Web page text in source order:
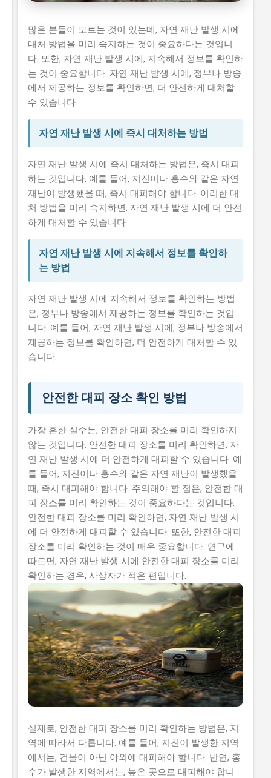
시니어 건강 정보
많은 분들이 모르는 것이 있는데, 자연 재난 발생 시에
대처 방법을 미리 숙지하는 것이 중요하다는 것입니
다. 또한, 자연 재난 발생 시에, 지속해서 정보를 확인하
는 것이 중요합니다. 자연 재난 발생 시에, 정부나 방송
에서 제공하는 정보를 확인하면, 더 안전하게 대처할
수 있습니다.
자연 재난 발생 시에 즉시 대처하는 방법
자연 재난 발생 시에 즉시 대처하는 방법은, 즉시 대피
하는 것입니다. 예를 들어, 지진이나 홍수와 같은 자연
재난이 발생했을 때, 즉시 대피해야 합니다. 이러한 대
처 방법을 미리 숙지하면, 자연 재난 발생 시에 더 안전
하게 대처할 수 있습니다.
자연 재난 발생 시에 지속해서 정보를 확인하
는 방법
자연 재난 발생 시에 지속해서 정보를 확인하는 방법
은, 정부나 방송에서 제공하는 정보를 확인하는 것입
니다. 예를 들어, 자연 재난 발생 시에, 정부나 방송에서
제공하는 정보를 확인하면, 더 안전하게 대처할 수 있
습니다.
안전한 대피 장소 확인 방법
가장 흔한 실수는, 안전한 대피 장소를 미리 확인하지
않는 것입니다. 안전한 대피 장소를 미리 확인하면, 자
연 재난 발생 시에 더 안전하게 대피할 수 있습니다. 예
를 들어, 지진이나 홍수와 같은 자연 재난이 발생했을
때, 즉시 대피해야 합니다. 주의해야 할 점은, 안전한 대
피 장소를 미리 확인하는 것이 중요하다는 것입니다.
안전한 대피 장소를 미리 확인하면, 자연 재난 발생 시
에 더 안전하게 대피할 수 있습니다. 또한, 안전한 대피
장소를 미리 확인하는 것이 매우 중요합니다. 연구에
따르면, 자연 재난 발생 시에 안전한 대피 장소를 미리
확인하는 경우, 사상자가 적은 편입니다.
실제로, 안전한 대피 장소를 미리 확인하는 방법은, 지
역에 따라서 다릅니다. 예를 들어, 지진이 발생한 지역
에서는, 건물이 아닌 야외에 대피해야 합니다. 반면, 홍
수가 발생한 지역에서는, 높은 곳으로 대피해야 합니